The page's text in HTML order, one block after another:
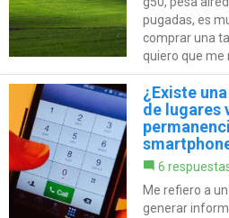
pugadas, es
comprar una
quiero que me
¿Existe
de lugares
6
Me refiero a
generar